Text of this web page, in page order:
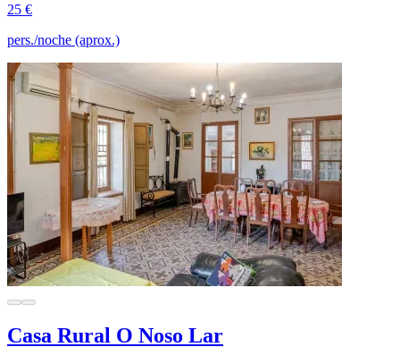
25 €
pers./noche (aprox.)
Casa Rural O Noso Lar